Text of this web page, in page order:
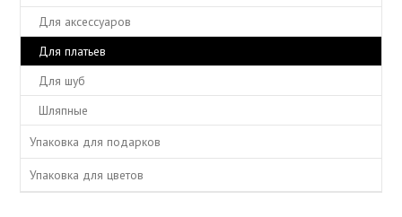
Для аксессуаров
Для платьев
Для шуб
Шляпные
Упаковка для подарков
Упаковка для цветов